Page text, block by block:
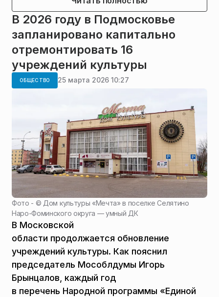
В 2026 году в Подмосковье
запланировано капитально
отремонтировать 16
учреждений культуры
ОБЩЕСТВО 25 марта 2026 10:27
Фото - © Дом культуры «Мечта» в поселке Селятино
Наро-Фоминского округа — умный ДК
В Московской
области продолжается обновление
учреждений культуры. Как пояснил
председатель Мособлдумы Игорь
Брынцалов, каждый год
в перечень Народной программы «Единой